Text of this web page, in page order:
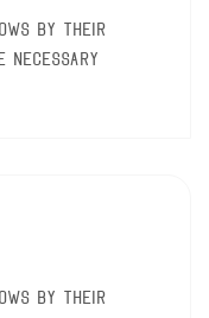
by their
necessary
by their